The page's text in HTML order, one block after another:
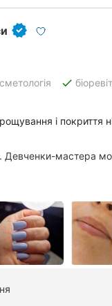
done
і покриття
Девченки-мастера